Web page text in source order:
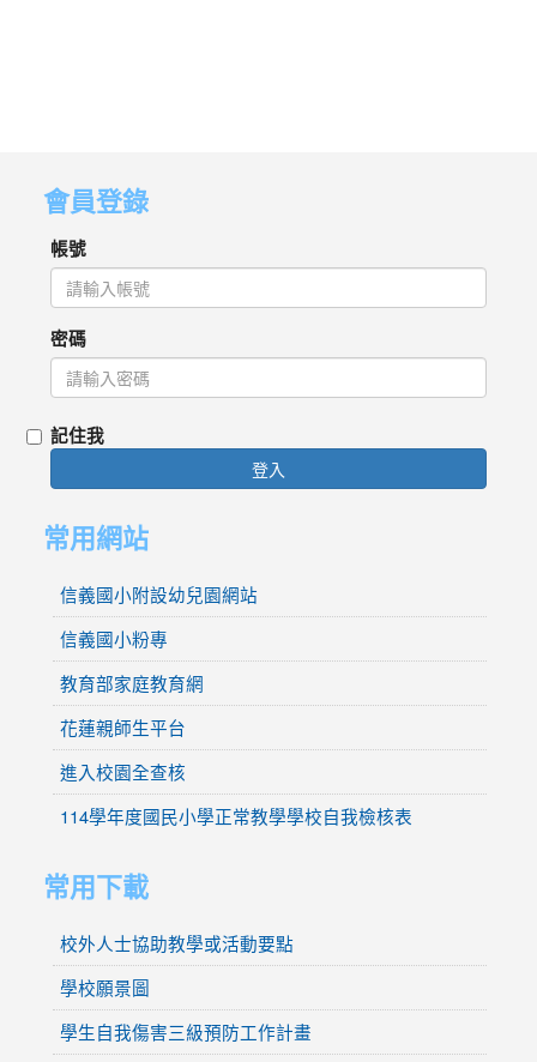
會員登錄
帳號
密碼
記住我
登入
常用網站
信義國小附設幼兒園網站
信義國小粉專
教育部家庭教育網
花蓮親師生平台
進入校園全查核
114學年度國民小學正常教學學校自我檢核表
常用下載
校外人士協助教學或活動要點
學校願景圖
學生自我傷害三級預防工作計畫